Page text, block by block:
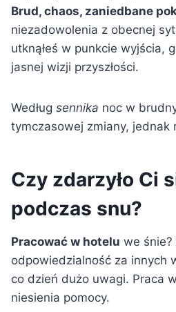
Brud, chaos, zaniedbane
niezadowolenia z obecnej
utknąłeś w punkcie wyjścia,
jasnej wizji przyszłości.
Według sennika noc w
tymczasowej zmiany, jednak
Czy zdarzyło Ci
podczas snu?
Pracować w hotelu we
odpowiedzialność za innych
co dzień dużo uwagi. Praca
niesienia pomocy.